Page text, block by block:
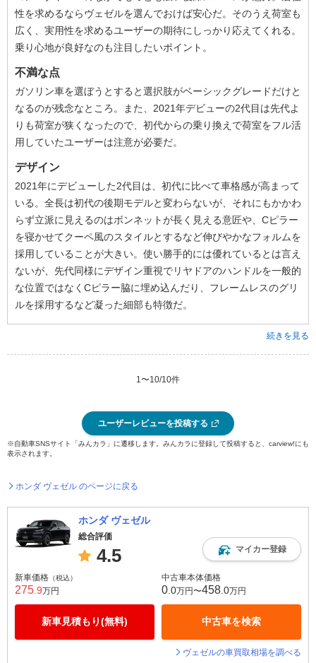
性を求めるならヴェゼルを選んでおけば安心だ。そのうえ荷室も
広く、実用性を求めるユーザーの期待にしっかり応えてくれる。
乗り心地が良好なのも注目したいポイント。
不満な点
ガソリン車を選ぼうとすると選択肢がベーシックグレードだけと
なるのが残念なところ。また、2021年デビューの2代目は先代よ
りも荷室が狭くなったので、初代からの乗り換えで荷室をフル活
用していたユーザーは注意が必要だ。
デザイン
2021年にデビューした2代目は、初代に比べて車格感が高まって
いる。全長は初代の後期モデルと変わらないが、それにもかかわ
らず立派に見えるのはボンネットが長く見える意匠や、Cピラー
を寝かせてクーペ風のスタイルとするなど伸びやかなフォルムを
採用していることが大きい。使い勝手的には優れているとは言え
ないが、先代同様にデザイン重視でリヤドアのハンドルを一般的
な位置ではなくCピラー脇に埋め込んだり、フレームレスのグリ
ルを採用するなど凝った細部も特徴だ。
続きを見る
1 〜10/10件
ユーザーレビューを投稿する
※自動車SNSサイト「みんカラ」に遷移します。みんカラに登録して投稿すると、carview!にも
表示されます。
ホンダ ヴェゼル のページに戻る
ホンダ ヴェゼル
総合評価
4.5 マイカー登録
新車価格 （税込）
275 .9万円
新車見積もり(無料)
中古車本体価格
0 .0万円〜458 .0万円
中古車を検索
ヴェゼルの車買取相場を調べる